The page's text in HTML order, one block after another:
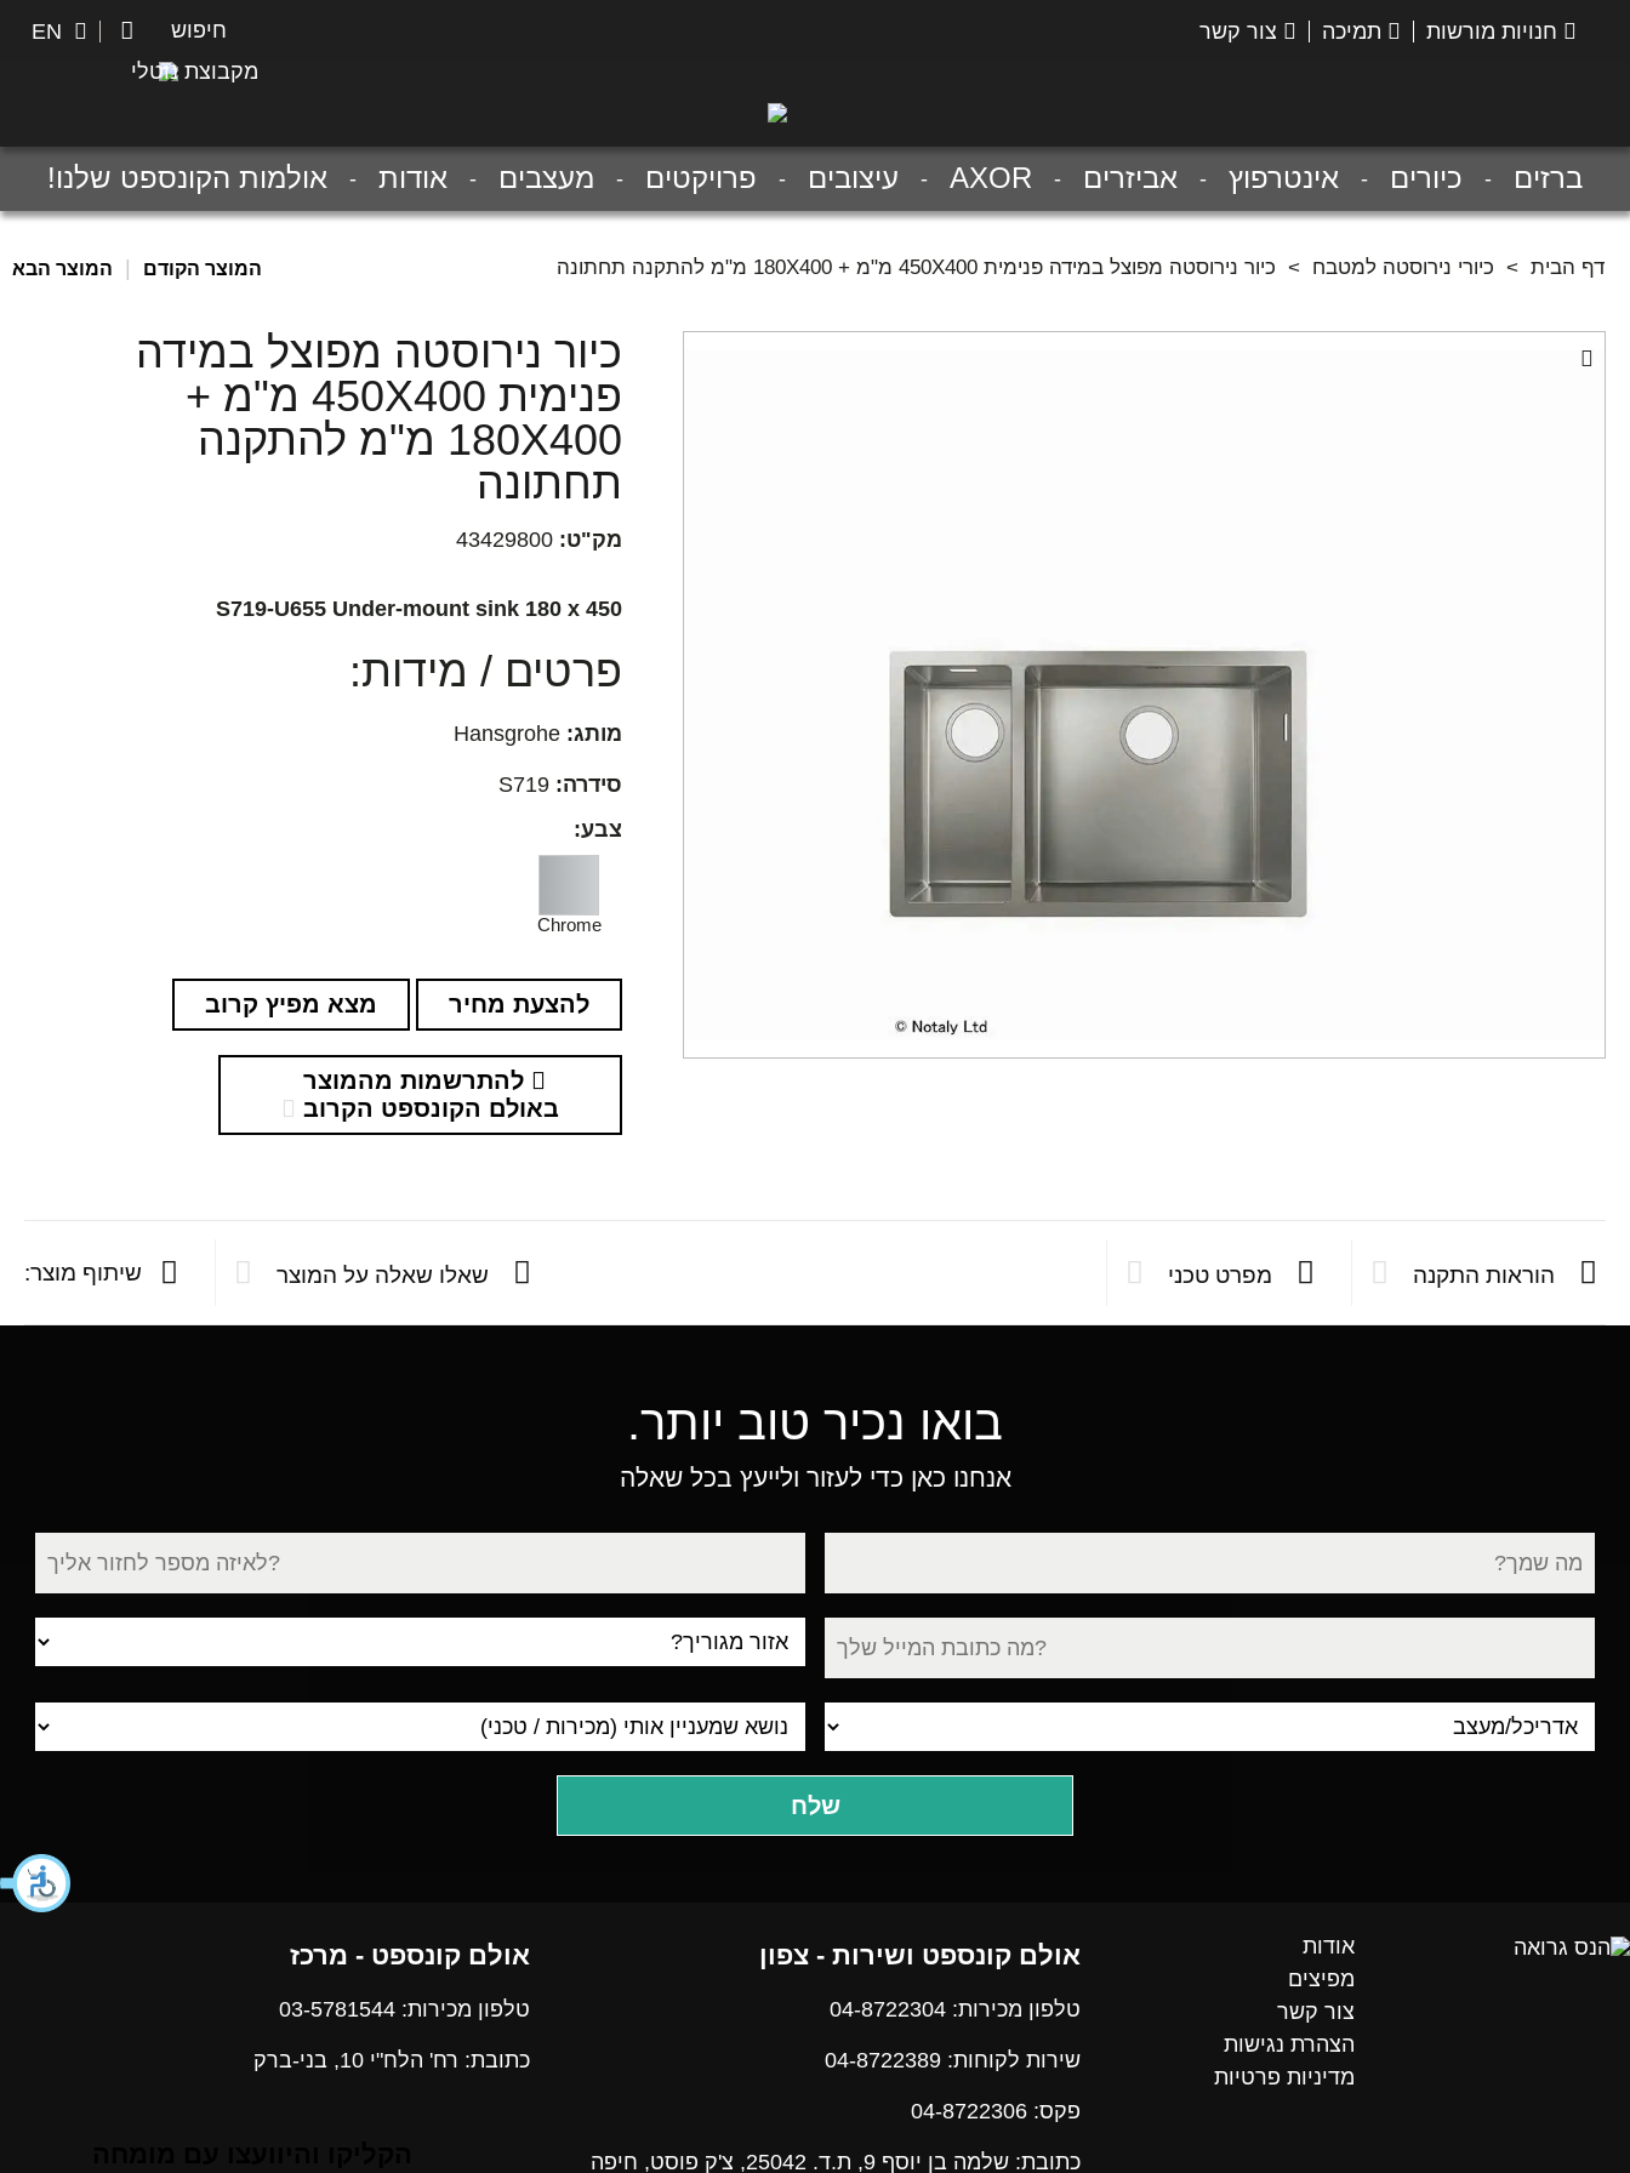
חנויות מורשות תמיכה צור קשר חיפוש EN
מקבוצת נוטלי
ברזים כיורים אינטרפוץ אביזרים AXOR עיצובים פרויקטים מעצבים אודות אולמות הקונספט שלנו!
דף הבית > כיורי נירוסטה למטבח > כיור נירוסטה מפוצל במידה פנימית 450X400 מ"מ + 180X400 מ"מ להתקנה תחתונה המוצר הקודם המוצר הבא
כיור נירוסטה מפוצל במידה
פנימית 450X400 מ"מ +
180X400 מ"מ להתקנה
תחתונה
מק"ט: 43429800
S719-U655 Under-mount sink 180 x 450
פרטים / מידות:
מותג:
סידרה:
צבע:
Chrome
להצעת מחיר מצא מפיץ קרוב
להתרשמות מהמוצר
באולם הקונספט הקרוב
הוראות התקנה מפרט טכני שאלו שאלה על המוצר שיתוף מוצר:
בואו נכיר טוב יותר.
אנחנו כאן כדי לעזור ולייעץ בכל שאלה
עיר
מגורים
אודות
מפיצים
צור קשר
הצהרת נגישות
מדיניות פרטיות
אולם קונספט ושירות - צפון
טלפון מכירות: 04-8722304
שירות לקוחות: 04-8722389
פקס:04-8722306
כתובת: שלמה בן יוסף 9, ת.ד. 25042, צ'ק פוסט, חיפה
אולם קונספט - מרכז
טלפון מכירות: 03-5781544
כתובת: רח' הלח"י 10, בני-ברק